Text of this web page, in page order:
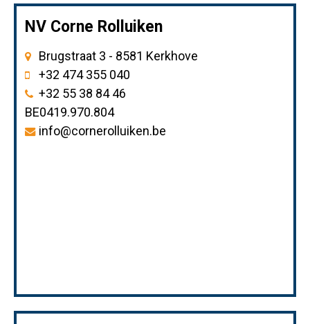
NV Corne Rolluiken
Brugstraat 3 - 8581 Kerkhove
+32 474 355 040
+32 55 38 84 46
BE0419.970.804
info@cornerolluiken.be